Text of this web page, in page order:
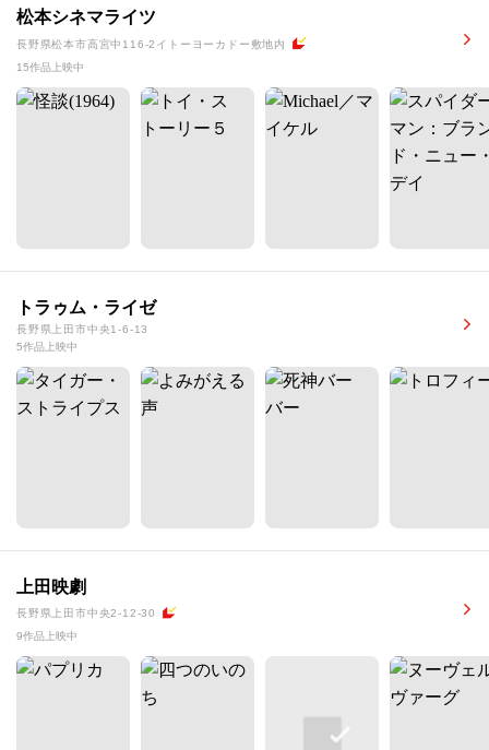
松本シネマライツ
長野県松本市高宮中116-2イトーヨーカドー敷地内
15作品上映中
トラゥム・ライゼ
長野県上田市中央1-6-13
5作品上映中
上田映劇
長野県上田市中央2-12-30
9作品上映中